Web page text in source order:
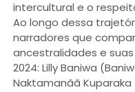
intercultural e o
Ao longo dessa
narradores que
ancestralidades e
2024: Lilly Baniwa
Naktamanãã